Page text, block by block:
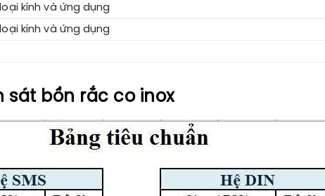
kính và ứng dụng
kính và ứng dụng
sát bồn rắc co inox